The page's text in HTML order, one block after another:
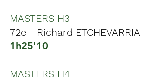
MASTERS H3
72e - Richard ETCHEVARRIA
1h25'10
MASTERS H4